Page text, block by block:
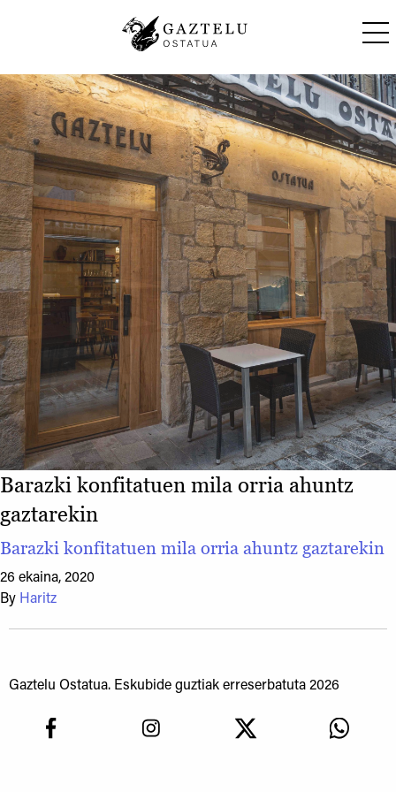
Barazki konfitatuen mila orria ahuntz
gaztarekin
Barazki konfitatuen mila orria ahuntz gaztarekin
26 ekaina, 2020
By Haritz
Gaztelu Ostatua. Eskubide guztiak erreserbatuta 2026